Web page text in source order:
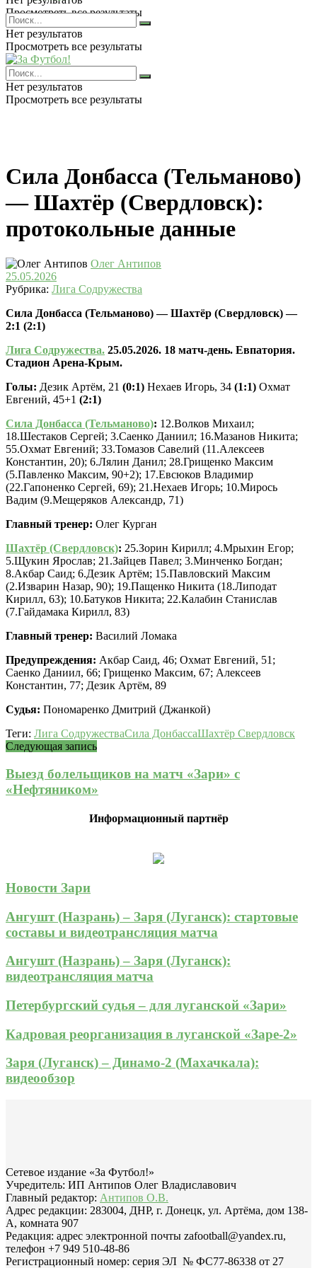
Просмотреть все результаты
Нет результатов
Просмотреть все результаты
Нет результатов
Просмотреть все результаты
Сила Донбасса (Тельманово)
— Шахтёр (Свердловск):
протокольные данные
Олег Антипов
25.05.2026
Рубрика: Лига Содружества
Сила Донбасса (Тельманово) — Шахтёр (Свердловск) —
2:1 (2:1)
Лига Содружества. 25.05.2026. 18 матч-день. Евпатория.
Стадион Арена-Крым.
Голы: Дезик Артём, 21 (0:1) Нехаев Игорь, 34 (1:1) Охмат
Евгений, 45+1 (2:1)
Сила Донбасса (Тельманово): 12.Волков Михаил;
18.Шестаков Сергей; 3.Саенко Даниил; 16.Мазанов Никита;
55.Охмат Евгений; 33.Томазов Савелий (11.Алексеев
Константин, 20); 6.Лялин Данил; 28.Грищенко Максим
(5.Павленко Максим, 90+2); 17.Евсюков Владимир
(22.Гапоненко Сергей, 69); 21.Нехаев Игорь; 10.Мирось
Вадим (9.Мещеряков Александр, 71)
Главный тренер: Олег Курган
Шахтёр (Свердловск): 25.Зорин Кирилл; 4.Мрыхин Егор;
5.Щукин Ярослав; 21.Зайцев Павел; 3.Минченко Богдан;
8.Акбар Саид; 6.Дезик Артём; 15.Павловский Максим
(2.Изварин Назар, 90); 19.Пащенко Никита (18.Липодат
Кирилл, 63); 10.Батуков Никита; 22.Калабин Станислав
(7.Гайдамака Кирилл, 83)
Главный тренер: Василий Ломака
Предупреждения: Акбар Саид, 46; Охмат Евгений, 51;
Саенко Даниил, 66; Грищенко Максим, 67; Алексеев
Константин, 77; Дезик Артём, 89
Судья: Пономаренко Дмитрий (Джанкой)
Теги: Лига СодружестваСила ДонбассаШахтёр Свердловск
Следующая запись
Выезд болельщиков на матч «Зари» с
«Нефтяником»
Информационный партнёр
Новости Зари
Ангушт (Назрань) – Заря (Луганск): стартовые
составы и видеотрансляция матча
Ангушт (Назрань) – Заря (Луганск):
видеотрансляция матча
Петербургский судья – для луганской «Зари»
Кадровая реорганизация в луганской «Заре-2»
Заря (Луганск) – Динамо-2 (Махачкала):
видеообзор
Сетевое издание «За Футбол!»
Учредитель: ИП Антипов Олег Владиславович
Главный редактор: Антипов О.В.
Адрес редакции: 283004, ДНР, г. Донецк, ул. Артёма, дом 138-
А, комната 907
Редакция: адрес электронной почты zafootball@yandex.ru,
телефон +7 949 510-48-86
Регистрационный номер: серия ЭЛ № ФС77-86338 от 27